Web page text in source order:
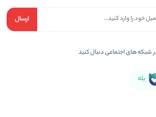
ارسال
شبکه های اجتماعی دنبال کنید
بله